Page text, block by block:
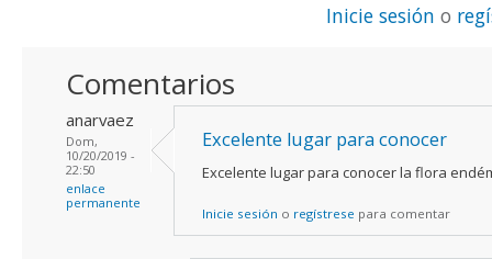
Inicie sesión o
Comentarios
anarvaez
Dom,
10/20/2019 -
22:50
enlace
permanente
Excelente lugar para conocer
Excelente lugar para conocer la flora
Inicie sesión o regístrese para comentar